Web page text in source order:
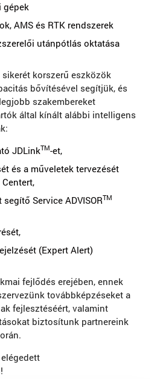
gépek
AMS és RTK rendszerek
utánpótlás oktatása
korszerű eszközök
bővítésével segítjük, és
szakembereket
által kínált alábbi intelligens
JDLinkTM-et,
és a műveletek tervezését
Service ADVISORTM
(Expert Alert)
fejlődés erejében, ennek
továbbképzéseket a
fejlesztéséért, valamint
biztosítunk partnereink